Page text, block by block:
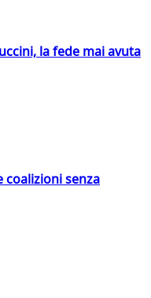
la fede mai avuta
coalizioni senza